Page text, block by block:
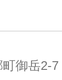
町御岳